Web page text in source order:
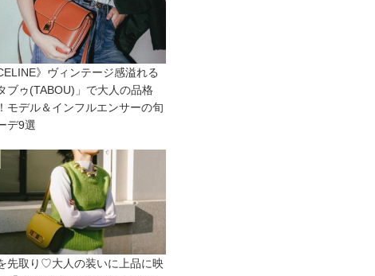
》ヴィンテージ感溢れる
ブゥ(TABOU)」で大人の品格
モデル＆インフルエンサーの旬
デ9選
先取り♡大人の装いに上品に映